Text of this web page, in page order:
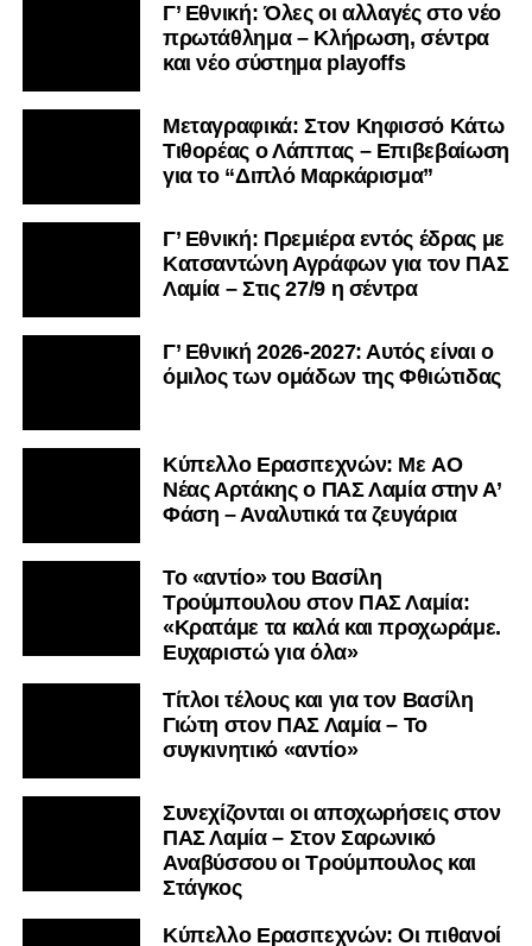
Γ’ Εθνική: Όλες οι αλλαγές στο νέο
πρωτάθλημα – Κλήρωση, σέντρα
και νέο σύστημα playoffs
Μεταγραφικά: Στον Κηφισσό Κάτω
Τιθορέας ο Λάππας – Επιβεβαίωση
για το “Διπλό Μαρκάρισμα”
Γ’ Εθνική: Πρεμιέρα εντός έδρας με
Κατσαντώνη Αγράφων για τον ΠΑΣ
Λαμία – Στις 27/9 η σέντρα
Γ’ Εθνική 2026-2027: Αυτός είναι ο
όμιλος των ομάδων της Φθιώτιδας
Kύπελλο Ερασιτεχνών: Με AO
Nέας Αρτάκης ο ΠΑΣ Λαμία στην Α’
Φάση – Αναλυτικά τα ζευγάρια
Το «αντίο» του Βασίλη
Τρούμπουλου στον ΠΑΣ Λαμία:
«Κρατάμε τα καλά και προχωράμε.
Ευχαριστώ για όλα»
Τίτλοι τέλους και για τον Βασίλη
Γιώτη στον ΠΑΣ Λαμία – Το
συγκινητικό «αντίο»
Συνεχίζονται οι αποχωρήσεις στον
ΠΑΣ Λαμία – Στον Σαρωνικό
Αναβύσσου οι Τρούμπουλος και
Στάγκος
Κύπελλο Ερασιτεχνών: Οι πιθανοί